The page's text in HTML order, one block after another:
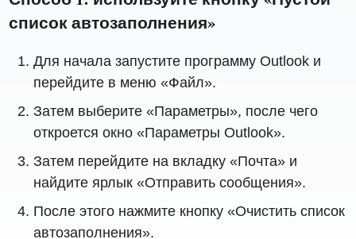
список автозаполнения»
Для начала запустите программу Outlook и
перейдите в меню «Файл».
Затем выберите «Параметры», после чего
откроется окно «Параметры Outlook».
Затем перейдите на вкладку «Почта» и
найдите ярлык «Отправить сообщения».
После этого нажмите кнопку «Очистить список
автозаполнения».